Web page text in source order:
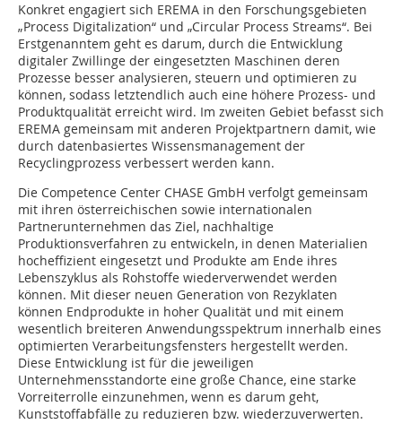
Konkret engagiert sich EREMA in den Forschungsgebieten
„Process Digitalization“ und „Circular Process Streams“. Bei
Erstgenanntem geht es darum, durch die Entwicklung
digitaler Zwillinge der eingesetzten Maschinen deren
Prozesse besser analysieren, steuern und optimieren zu
können, sodass letztendlich auch eine höhere Prozess- und
Produktqualität erreicht wird. Im zweiten Gebiet befasst sich
EREMA gemeinsam mit anderen Projektpartnern damit, wie
durch datenbasiertes Wissensmanagement der
Recyclingprozess verbessert werden kann.
Die Competence Center CHASE GmbH verfolgt gemeinsam
mit ihren österreichischen sowie internationalen
Partnerunternehmen das Ziel, nachhaltige
Produktionsverfahren zu entwickeln, in denen Materialien
hocheffizient eingesetzt und Produkte am Ende ihres
Lebenszyklus als Rohstoffe wiederverwendet werden
können. Mit dieser neuen Generation von Rezyklaten
können Endprodukte in hoher Qualität und mit einem
wesentlich breiteren Anwendungsspektrum innerhalb eines
optimierten Verarbeitungsfensters hergestellt werden.
Diese Entwicklung ist für die jeweiligen
Unternehmensstandorte eine große Chance, eine starke
Vorreiterrolle einzunehmen, wenn es darum geht,
Kunststoffabfälle zu reduzieren bzw. wiederzuverwerten.